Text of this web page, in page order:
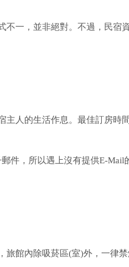
不一，並非絕對。不過，民宿
主人的生活作息。最佳訂房時
件，所以遇上沒有提供E-Mail
館內除吸菸區(室)外，一律禁